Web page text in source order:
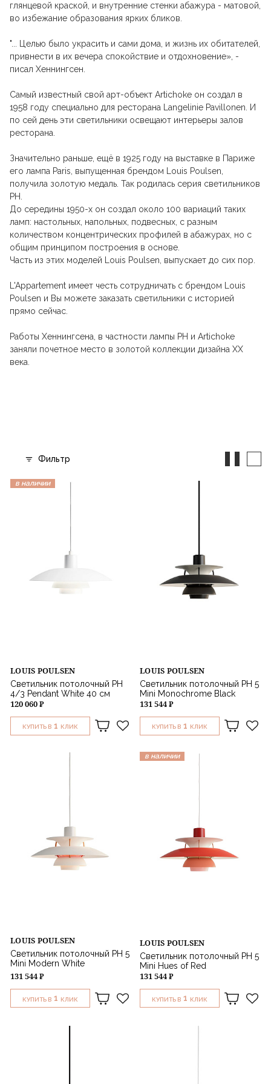
глянцевой краской, и внутренние стенки абажура - матовой,
во избежание образования ярких бликов.
"... Целью было украсить и сами дома, и жизнь их обитателей,
привнести в их вечера спокойствие и отдохновение», -
писал Хеннингсен.
Самый известный свой арт-объект Artichoke он создал в
1958 году специально для ресторана Langelinie Pavillonen. И
по сей день эти светильники освещают интерьеры залов
ресторана.
Значительно раньше, ещё в 1925 году на выставке в Париже
его лампа Paris, выпущенная брендом Louis Poulsen,
получила золотую медаль. Так родилась серия светильников
PH.
До середины 1950-х он создал около 100 вариаций таких
ламп: настольных, напольных, подвесных, с разным
количеством концентрических профилей в абажурах, но с
общим принципом построения в основе.
Часть из этих моделей Louis Poulsen, выпускает до сих пор.
L'Appartement имеет честь сотрудничать с брендом Louis
Poulsen и Вы можете заказать светильники с историей
прямо сейчас.
Работы Хеннингсена, в частности лампы PH и Artichoke
заняли почетное место в золотой коллекции дизайна ХХ
века.
Фильтр
в наличии
LOUIS POULSEN
Светильник потолочный PH
4/3 Pendant White 40 см
120 060 ₽
КУПИТЬ В 1 КЛИК
LOUIS POULSEN
Светильник потолочный PH 5
Mini Monochrome Black
131 544 ₽
КУПИТЬ В 1 КЛИК
LOUIS POULSEN
Светильник потолочный PH 5
Mini Modern White
131 544 ₽
КУПИТЬ В 1 КЛИК
в наличии
LOUIS POULSEN
Светильник потолочный PH 5
Mini Hues of Red
131 544 ₽
КУПИТЬ В 1 КЛИК